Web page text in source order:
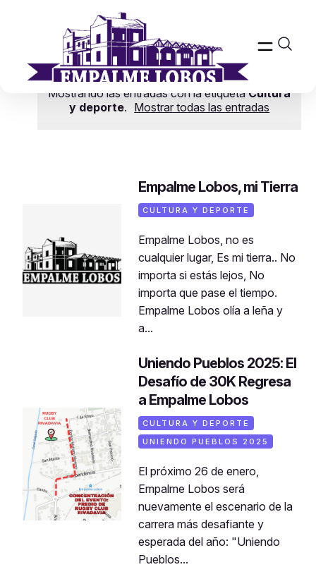
Mostrando las entradas con la etiquetaCultura
y deporte. Mostrar todas las entradas
Empalme Lobos, mi Tierra
CULTURA Y DEPORTE
Empalme Lobos, no es
cualquier lugar, Es mi tierra.. No
importa si estás lejos, No
importa que pase el tiempo.
Empalme Lobos olía a leña y
a...
Uniendo Pueblos 2025: El
Desafío de 30K Regresa
a Empalme Lobos
CULTURA Y DEPORTE
UNIENDO PUEBLOS 2025
El próximo 26 de enero,
Empalme Lobos será
nuevamente el escenario de la
carrera más desafiante y
esperada del año: "Uniendo
Pueblos...